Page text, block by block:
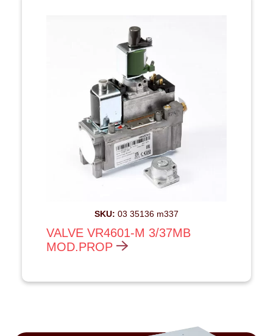
SKU: 03 35136 m337
VALVE VR4601-M 3/37MB
MOD.PROP